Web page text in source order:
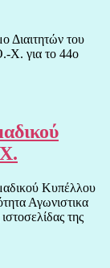
Διαιτητών του
Χ. για το 44ο
Κυπέλλου
Αγωνιστικα
της